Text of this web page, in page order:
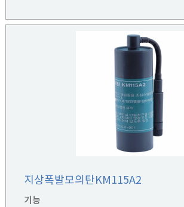
지상폭발모의탄KM115A2
기능